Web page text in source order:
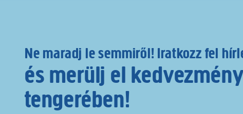
Ne maradj le semmiről! Iratkozz fel
és merülj el
tengerében!